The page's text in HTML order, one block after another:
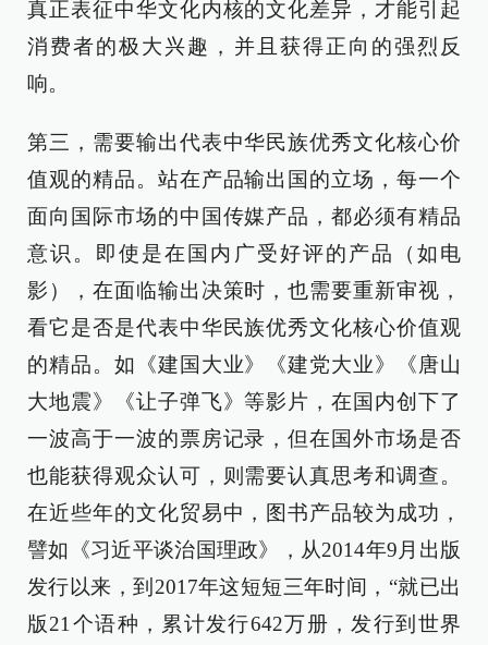
真正表征中华文化内核的文化差异，才能引起
消费者的极大兴趣，并且获得正向的强烈反
响。
第三，需要输出代表中华民族优秀文化核心价
值观的精品。站在产品输出国的立场，每一个
面向国际市场的中国传媒产品，都必须有精品
意识。即使是在国内广受好评的产品（如电
影），在面临输出决策时，也需要重新审视，
看它是否是代表中华民族优秀文化核心价值观
的精品。如《建国大业》《建党大业》《唐山
大地震》《让子弹飞》等影片，在国内创下了
一波高于一波的票房记录，但在国外市场是否
也能获得观众认可，则需要认真思考和调查。
在近些年的文化贸易中，图书产品较为成功，
譬如《习近平谈治国理政》，从2014年9月出版
发行以来，到2017年这短短三年时间，“就已出
版21个语种，累计发行642万册，发行到世界